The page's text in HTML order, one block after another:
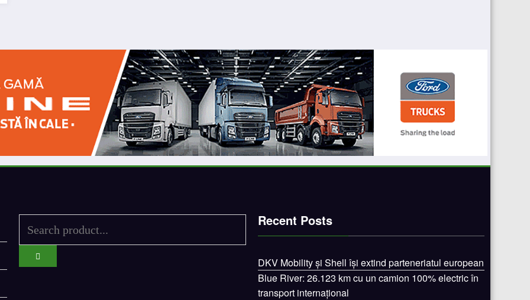
Recent Posts
DKV Mobility și Shell își extind parteneriatul european
Blue River: 26.123 km cu un camion 100% electric în
transport internațional